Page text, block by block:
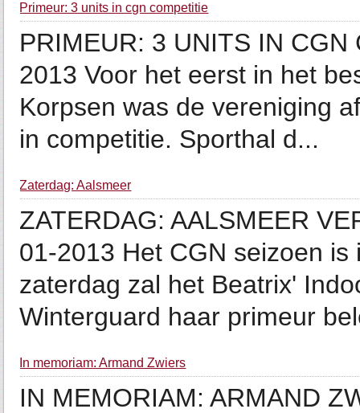
Primeur: 3 units in cgn competitie
PRIMEUR: 3 UNITS IN
2013 Voor het eerst in het
Korpsen was de vereniging
in competitie. Sporthal d...
Zaterdag: Aalsmeer
ZATERDAG: AALSMEER
01-2013 Het CGN seizoen
zaterdag zal het Beatrix'
Winterguard haar primeur
In memoriam: Armand Zwiers
IN MEMORIAM: ARMAND